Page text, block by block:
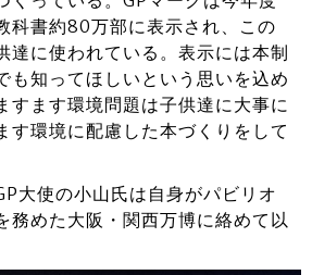
科書約80万部に表示され、この
達に使われている。表示には本制
も知ってほしいという思いを込め
すます環境問題は子供達に大事に
す環境に配慮した本づくりをして
大使の小山氏は自身がパビリオ
務めた大阪・関西万博に絡めて以